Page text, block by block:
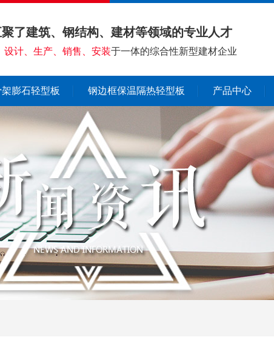
了建筑、钢结构、建材等领域的专业人才
设计、生产、销售、安装于一体的综合性新型建材企业
膨石轻型板 钢边框保温隔热轻型板 产品中心